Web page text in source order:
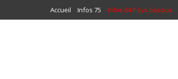
Accueil Infos 75 Infos 64 Pays basque